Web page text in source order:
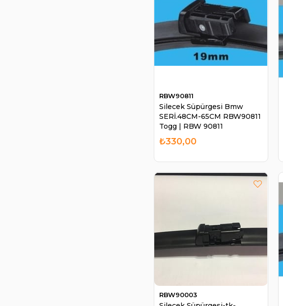
Silecek Süpürgesi Bmw
SERİ.48CM-65CM RBW90811
Togg | RBW 90811
RBW90811
₺330,00
RBW90003